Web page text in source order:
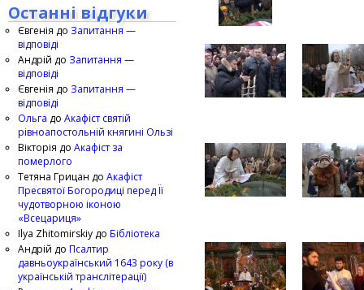
Останні відгуки
Євгенія до Запитання —
відповіді
Андрій до Запитання —
відповіді
Євгенія до Запитання —
відповіді
Ольга до Акафіст святій
рівноапостольній княгині Ользі
Вікторія до Акафіст за
померлого
Тетяна Грицан до Акафіст
Пресвятої Богородиці перед Її
чудотворною іконою
«Всецариця»
Ilya Zhitomirskiy до Бібліотека
Андрій до Псалтир
давньоукраїнський 1643 року (в
українській транслітерації)